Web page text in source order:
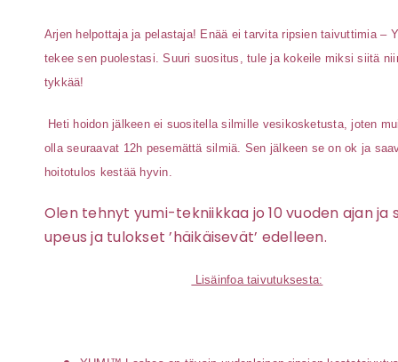
Lahjakortti
Arjen helpottaja ja pelastaja! Enää ei tarvita ripsien taivuttimia –
tekee sen puolestasi. Suuri suositus, tule ja kokeile miksi siitä
tykkää!
Heti hoidon jälkeen ei suositella silmille vesikosketusta, joten
olla seuraavat 12h pesemättä silmiä. Sen jälkeen se on ok ja
hoitotulos kestää hyvin.
Olen tehnyt yumi-tekniikkaa jo 10 vuoden ajan ja
upeus ja tulokset ’häikäisevät’ edelleen.
Lisäinfoa taivutuksesta: